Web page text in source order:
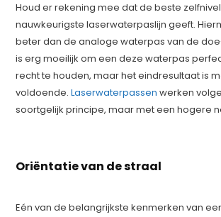
Houd er rekening mee dat de beste
nauwkeurigste laserwaterpaslijn geeft.
beter dan de analoge waterpas van de
is erg moeilijk om een deze waterpas
recht te houden, maar het eindresultaat is
voldoende.Laserwaterpassen werken
soortgelijk principe, maar met een hogere
Oriëntatie van de straal
Eén van de belangrijkste kenmerken van